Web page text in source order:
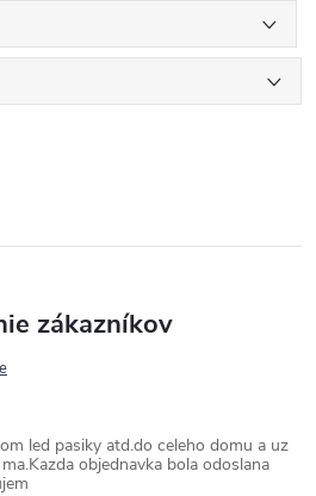
zákazníkov
led pasiky atd.do celeho domu a uz
objednavka bola odoslana